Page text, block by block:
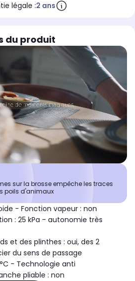
légale :2 ans
du produit
sur la brosse empêche les traces
poils d'animaux
- Fonction vapeur : non
: 25 kPa - autonomie très
et des plinthes : oui, des 2
du sens de passage
- Technologie anti
pliable : non